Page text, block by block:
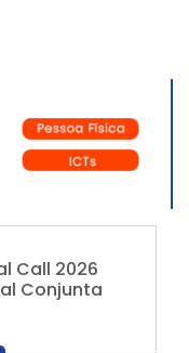
Call 2026
Conjunta